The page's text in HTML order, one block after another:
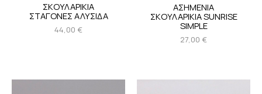
ΣΚΟΥΛΑΡΙΚΙΑ
ΣΤΑΓΟΝΕΣ ΑΛΥΣΙΔΑ
44,00 €
ΑΣΗΜΕΝΙΑ
ΣΚΟΥΛΑΡΙΚΙΑ SUNRISE
SIMPLE
27,00 €